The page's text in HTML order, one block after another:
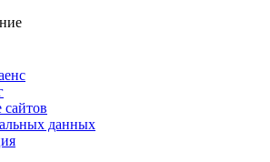
сайтов
данных